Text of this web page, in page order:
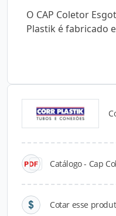
O CAP Coletor
Plastik é fabricado
Catálogo - Cap
Cotar esse